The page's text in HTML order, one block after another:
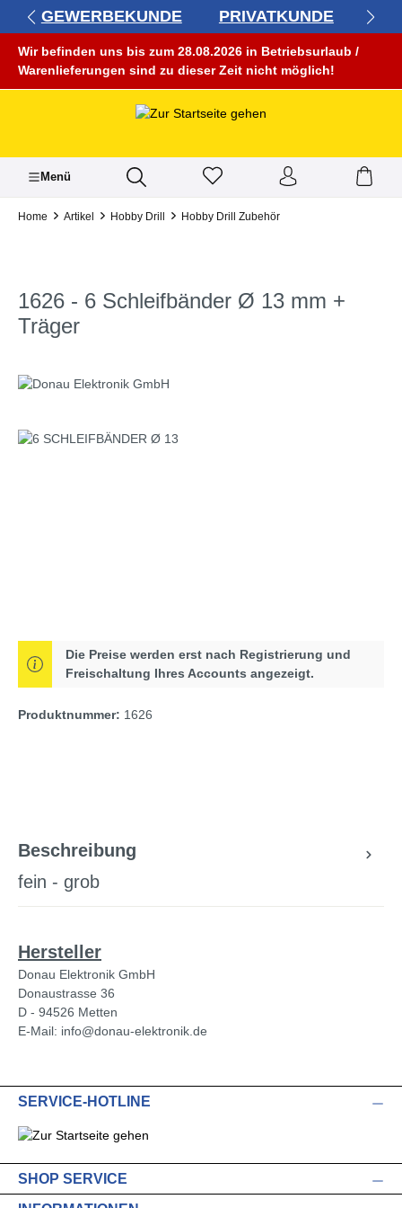
springen
GEWERBEKUNDE PRIVATKUNDE
Wir befinden uns bis zum 28.08.2026 in Betriebsurlaub /
Warenlieferungen sind zu dieser Zeit nicht möglich!
Menü
Home Artikel Hobby Drill Hobby Drill Zubehör
1626 - 6 Schleifbänder Ø 13 mm +
Träger
Bildergalerie überspringen
Die Preise werden erst nach Registrierung und
Freischaltung Ihres Accounts angezeigt.
Produktnummer: 1626
Beschreibung
fein - grob
Hersteller
Donau Elektronik GmbH
Donaustrasse 36
D - 94526 Metten
E-Mail: info@donau-elektronik.de
SERVICE-HOTLINE
SHOP SERVICE